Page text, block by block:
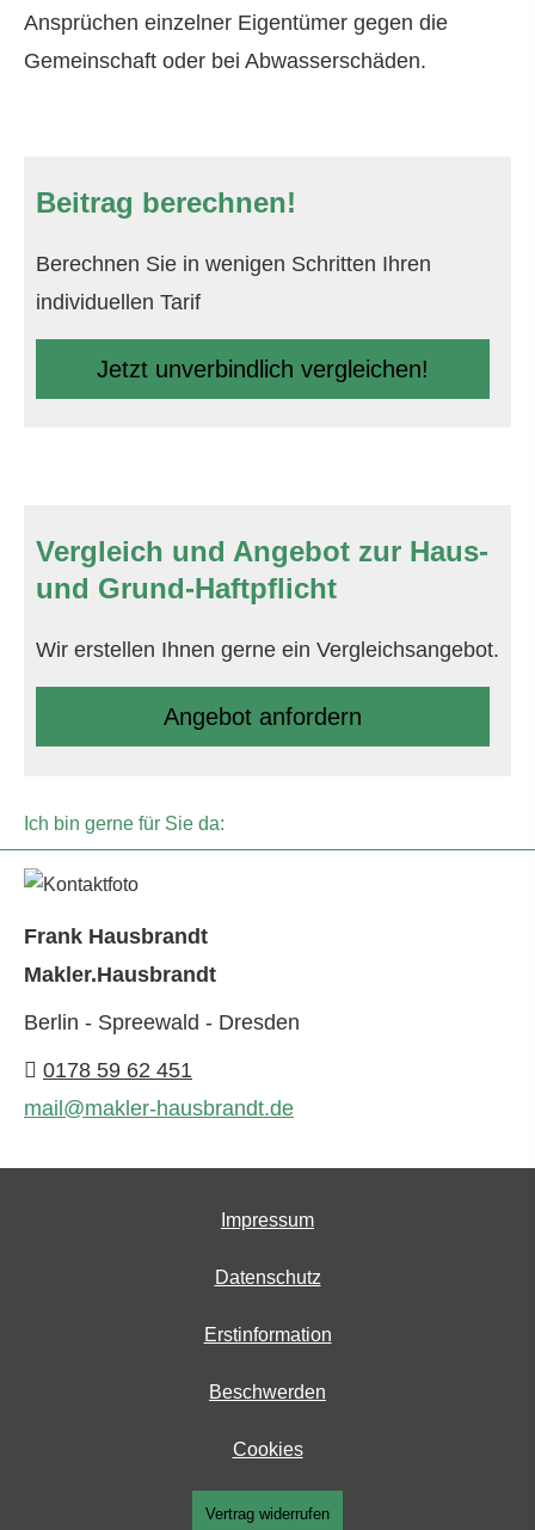
Ansprüchen einzelner Eigentümer gegen die
Gemeinschaft oder bei Abwasserschäden.
Beitrag berechnen!
Berechnen Sie in wenigen Schritten Ihren
individuellen Tarif
Jetzt unverbindlich ver­gleichen!
Vergleich und Angebot zur Haus-
und Grund-Haft­pflicht
Wir erstellen Ihnen gerne ein Vergleichsangebot.
An­ge­bot an­for­dern
Ich bin gerne für Sie da:
Frank Hausbrandt
Makler.Hausbrandt
Berlin - Spreewald - Dresden
0178 59 62 451
mail@makler-hausbrandt.de
Impressum
Datenschutz
Erstinformation
Beschwerden
Cookies
Vertrag widerrufen